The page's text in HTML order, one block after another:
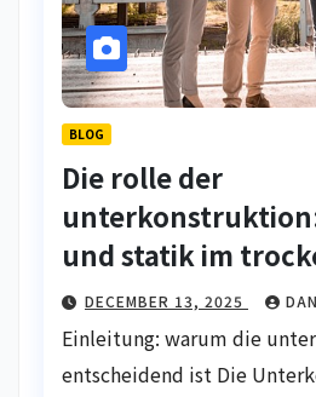
BLOG
Die rolle der
und statik im
DECEMBER 13, 2025
Einleitung: warum die
entscheidend ist Die